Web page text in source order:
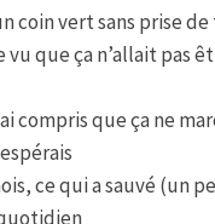
coin vert sans prise
vu que ça n’allait pas
compris que ça ne
ce qui a sauvé (un